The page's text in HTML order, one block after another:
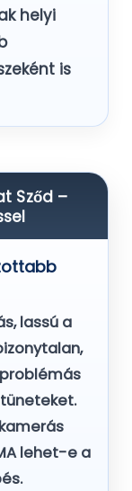
helyi
is
Sződ –
lassú a
lehet-e a